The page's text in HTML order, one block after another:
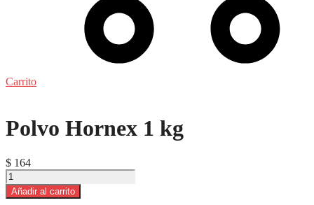
Carrito
Polvo Hornex 1 kg
$ 164
Polvo
Hornex
1
Añadir al carrito